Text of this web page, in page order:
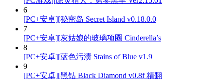
6
[PC+安卓][秘密岛 Secret Island v0.18.0.0
7
[PC+安卓][灰姑娘的玻璃项圈 Cinderella’s
8
[PC+安卓][蓝色污渍 Stains of Blue v1.9
9
[PC+安卓][黑钻 Black Diamond v0.8f 精翻